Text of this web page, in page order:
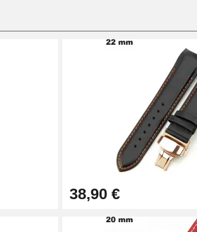
Ajouter au panier
Ajouter au panier
Ajouter au panier
38,90 €